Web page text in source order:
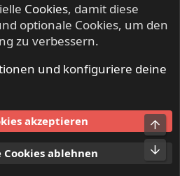
& Open Airs
Datenschutz
S
Cookies, damit diese
optionale Cookies, um den
zu verbessern.
und konfiguriere deine
akzeptieren
ablehnen